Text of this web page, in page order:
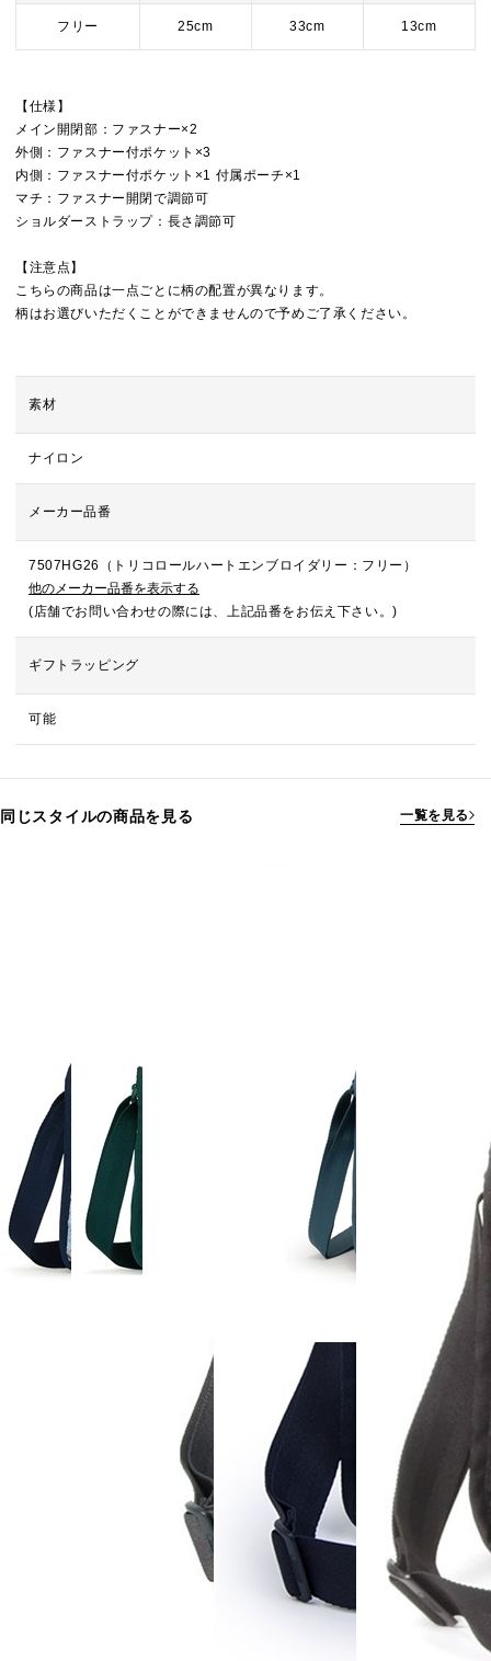
フリー 25cm 33cm 13cm
【仕様】
メイン開閉部：ファスナー×2
外側：ファスナー付ポケット×3
内側：ファスナー付ポケット×1 付属ポーチ×1
マチ：ファスナー開閉で調節可
ショルダーストラップ：長さ調節可
【注意点】
こちらの商品は一点ごとに柄の配置が異なります。
柄はお選びいただくことができませんので予めご了承ください。
素材
ナイロン
メーカー品番
7507HG26（トリコロールハートエンブロイダリー：フリー）
他のメーカー品番を表示する
(店舗でお問い合わせの際には、上記品番をお伝え下さい。)
ギフトラッピング
可能
同じスタイルの商品を見る 一覧を見る